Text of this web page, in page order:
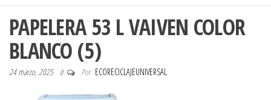
PAPELERA 53 L VAIVEN COLOR
BLANCO (5)
24 marzo, 2025 0 Por ECORECICLAJEUNIVERSAL